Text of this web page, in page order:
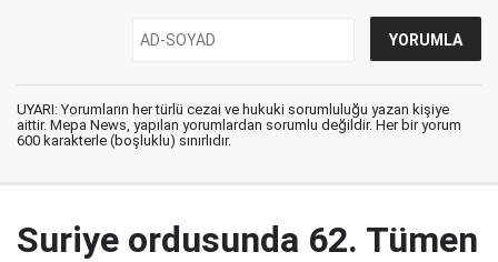
UYARI: Yorumların her türlü cezai ve hukuki sorumluluğu yazan kişiye
aittir. Mepa News, yapılan yorumlardan sorumlu değildir. Her bir yorum
600 karakterle (boşluklu) sınırlıdır.
Suriye ordusunda 62. Tümen